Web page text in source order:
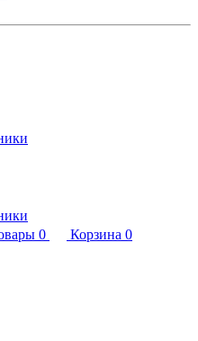
0 Корзина 0